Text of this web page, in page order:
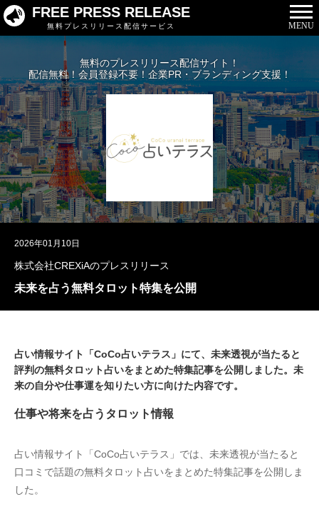
FREE PRESS RELEASE
無料プレスリリース配信サービス MENU
無料のプレスリリース配信サイト！
配信無料！会員登録不要！企業PR・ブランディング支援！
2026年01月10日
株式会社CREXiAのプレスリリース
未来を占う無料タロット特集を公開
占い情報サイト「CoCo占いテラス」にて、未来透視が当たると
評判の無料タロット占いをまとめた特集記事を公開しました。未
来の自分や仕事運を知りたい方に向けた内容です。
仕事や将来を占うタロット情報
占い情報サイト「CoCo占いテラス」では、未来透視が当たると
口コミで話題の無料タロット占いをまとめた特集記事を公開しま
した。